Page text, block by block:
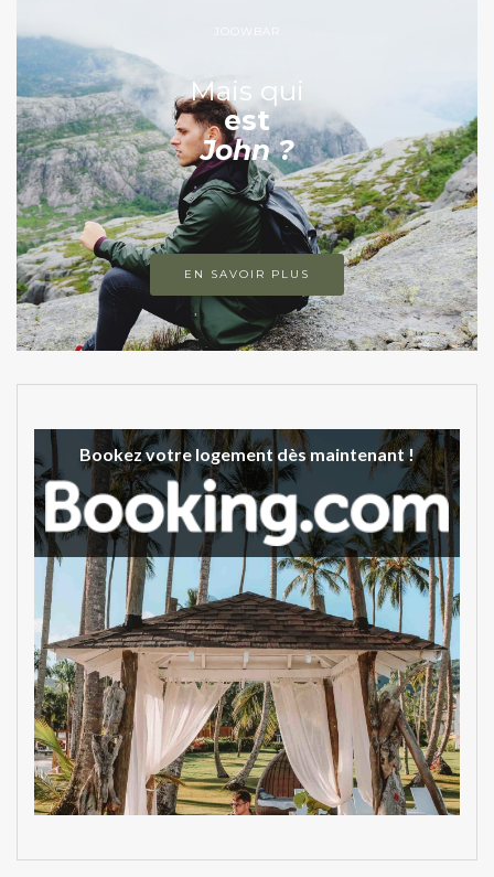
JOOWBAR
Mais qui
est
John ?
EN SAVOIR PLUS
Bookez votre logement dès maintenant !